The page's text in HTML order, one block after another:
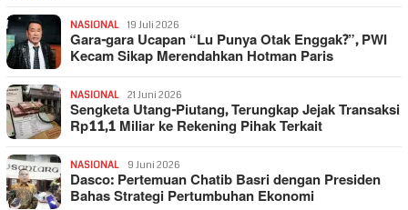
NASIONAL 19 Juli 2026
Gara-gara Ucapan “Lu Punya Otak Enggak?”, PWI
Kecam Sikap Merendahkan Hotman Paris
NASIONAL 21 Juni 2026
Sengketa Utang-Piutang, Terungkap Jejak Transaksi
Rp11,1 Miliar ke Rekening Pihak Terkait
NASIONAL 9 Juni 2026
Dasco: Pertemuan Chatib Basri dengan Presiden
Bahas Strategi Pertumbuhan Ekonomi